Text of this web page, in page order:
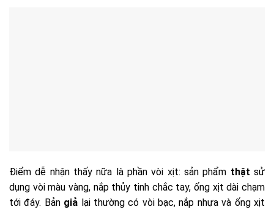
Điểm dễ nhận thấy nữa là phần vòi xịt: sản phẩm thật sử
dụng vòi màu vàng, nắp thủy tinh chắc tay, ống xịt dài chạm
tới đáy. Bản giả lại thường có vòi bạc, nắp nhựa và ống xịt